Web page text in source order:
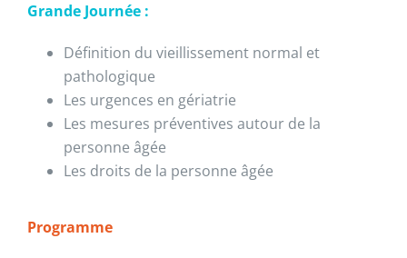
Grande Journée :
Définition du vieillissement normal et
pathologique
Les urgences en gériatrie
Les mesures préventives autour de la
personne âgée
Les droits de la personne âgée
Programme